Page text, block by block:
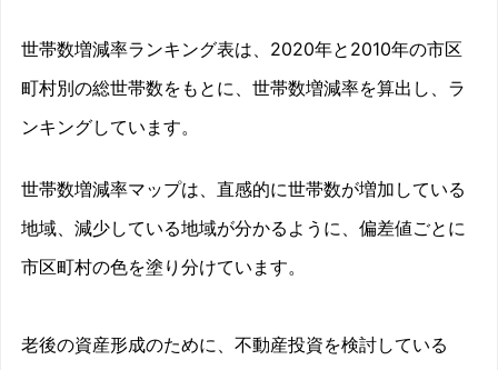
世帯数増減率ランキング表は、2020年と2010年の市区
町村別の総世帯数をもとに、世帯数増減率を算出し、ラ
ンキングしています。
世帯数増減率マップは、直感的に世帯数が増加している
地域、減少している地域が分かるように、偏差値ごとに
市区町村の色を塗り分けています。
老後の資産形成のために、不動産投資を検討している